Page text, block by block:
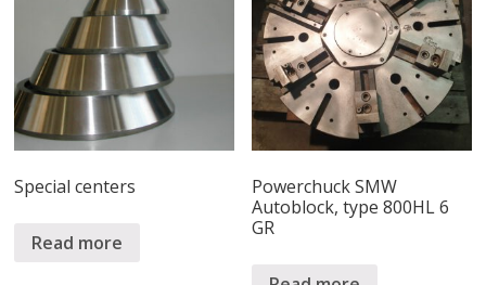
Special centers
Read more
Powerchuck SMW
Autoblock, type 800HL 6
GR